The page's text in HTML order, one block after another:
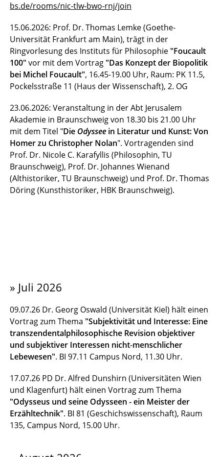
bs.de/rooms/nic-tlw-bwo-rnj/join
15.06.2026: Prof. Dr. Thomas Lemke (Goethe-
Universität Frankfurt am Main), trägt in der
Ringvorlesung des Instituts für Philosophie "Foucault
100" vor mit dem Vortrag "Das Konzept der Biopolitik
bei Michel Foucault", 16.45-19.00 Uhr, Raum: PK 11.5,
Pockelsstraße 11 (Haus der Wissenschaft), 2. OG
23.06.2026: Veranstaltung in der Abt Jerusalem
Akademie in Braunschweig von 18.30 bis 21.00 Uhr
mit dem Titel "Die Odyssee in Literatur und Kunst: Von
Homer zu Christopher Nolan". Vortragenden sind
Prof. Dr. Nicole C. Karafyllis (Philosophin, TU
Braunschweig), Prof. Dr. Johannes Wienand
(Althistoriker, TU Braunschweig) und Prof. Dr. Thomas
Döring (Kunsthistoriker, HBK Braunschweig).
» Juli 2026
09.07.26 Dr. Georg Oswald (Universität Kiel) hält einen
Vortrag zum Thema "Subjektivität und Interesse: Eine
transzendentalphilosophische Revision objektiver
und subjektiver Interessen nicht‑menschlicher
Lebewesen". BI 97.11 Campus Nord, 11.30 Uhr.
17.07.26 PD Dr. Alfred Dunshirn (Universitäten Wien
und Klagenfurt) hält einen Vortrag zum Thema
"Odysseus und seine Odysseen - ein Meister der
Erzähltechnik". BI 81 (Geschichswissenschaft), Raum
135, Campus Nord, 15.00 Uhr.